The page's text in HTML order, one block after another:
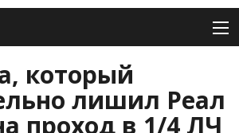
который
лишил Реал
проход в 1/4 ЛЧ